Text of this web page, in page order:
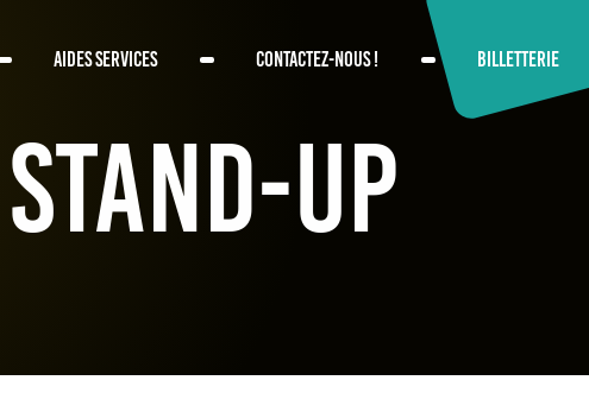
AIDES SERVICES CONTACTEZ-NOUS ! BILLETTERIE
up